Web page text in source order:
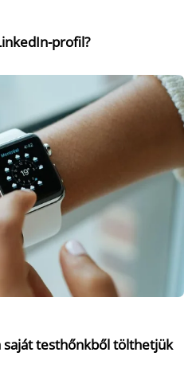
profil?
saját testhőnkből tölthetjük